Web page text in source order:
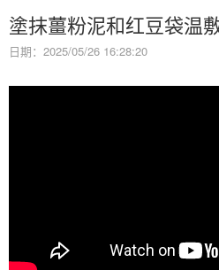
塗抹薑粉泥和红豆袋温
日期：2025/05/26 16:28:20